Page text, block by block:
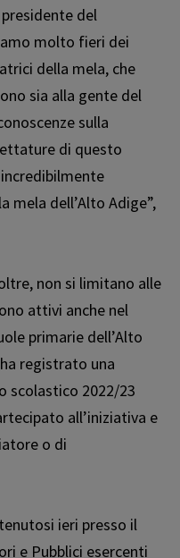
del
molto fieri dei
della mela, che
sia alla gente del
sulla
di questo
mela dell’Alto Adige”,
non si limitano alle
attivi anche nel
primarie dell’Alto
registrato una
scolastico 2022/23
all’iniziativa e
o di
ieri presso il
e Pubblici esercenti